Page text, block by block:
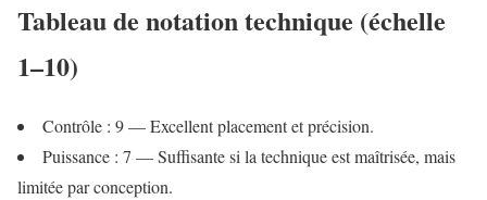
Tableau de notation technique (échelle
1–10)
Contrôle : 9 — Excellent placement et précision.
Puissance : 7 — Suffisante si la technique est maîtrisée, mais
limitée par conception.